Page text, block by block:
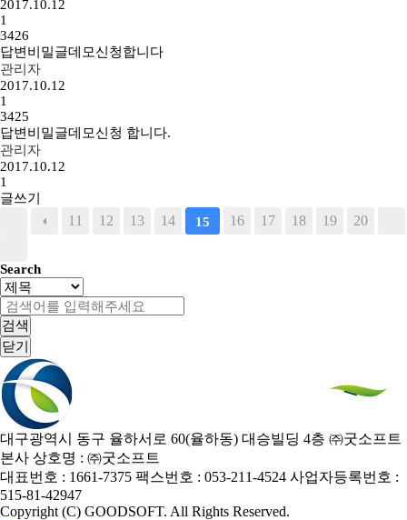
2017.10.12
1
3426
답변 비밀글데모신청합니다
관리자
2017.10.12
1
3425
답변 비밀글데모신청 합니다.
관리자
2017.10.12
1
글쓰기
11 12 13 14 15 16 17 18 19 20
Search
검색
닫기
대구광역시 동구 율하서로 60(율하동) 대승빌딩 4층 ㈜굿소프트
본사 상호명 : ㈜굿소프트
대표번호 : 1661-7375 팩스번호 : 053-211-4524 사업자등록번호 :
515-81-42947
Copyright (C) GOODSOFT. All Rights Reserved.